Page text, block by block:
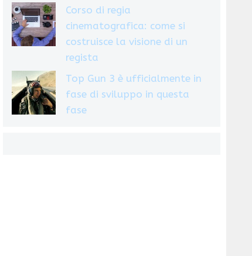
Corso di regia
cinematografica: come si
costruisce la visione di un
regista
Top Gun 3 è ufficialmente in
fase di sviluppo in questa
fase